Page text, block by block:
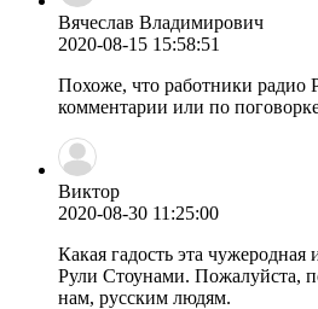
Вячеслав Владимирович
2020-08-15 15:58:51
Похоже, что работники радио
комментарии или по
Виктор
2020-08-30 11:25:00
Какая гадость эта
Рули Стоунами. Пожалуйста,
нам, русским людям.